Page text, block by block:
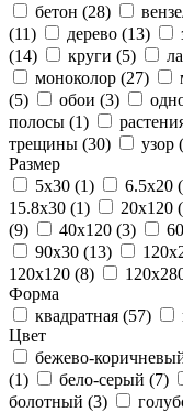
бетон (28)
(11)
дерево (13)
(14)
круги (5)
моноколор (27)
(5)
обои (3)
полосы (1)
трещины (30) узор
Размер
5x30 (1) 6.5x20
15.8x30 (1) 20x120
(9)
40x120 (3)
90x30 (13)
120x120 (8)
Форма
квадратная (57)
Цвет
бежево-
(1)
бело-серый (7)
болотный (3)